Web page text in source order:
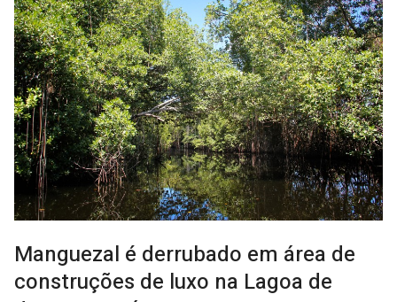
Manguezal é derrubado em área de
construções de luxo na Lagoa de